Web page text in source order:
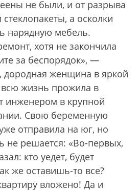
не были, и от разрыва
а осколки
нарядную мебель.
хотя не закончила
за беспорядок», —
дородная женщина в яркой
всю жизнь прожила в
инженером в крупной
Свою беременную
отправила на юг, но
не решается: «Во-первых,
кто уедет, будет
же оставишь-то все?
вложено! Да и